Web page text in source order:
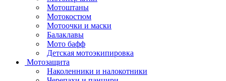
Мотоштаны
Мотокостюм
Мотоочки и маски
Балаклавы
Мото бафф
Детская мотоэкипировка
Мотозащита
Наколенники и налокотники